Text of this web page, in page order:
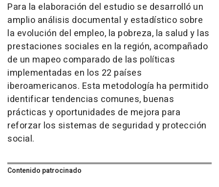
Para la elaboración del estudio se desarrolló un
amplio análisis documental y estadístico sobre
la evolución del empleo, la pobreza, la salud y las
prestaciones sociales en la región, acompañado
de un mapeo comparado de las políticas
implementadas en los 22 países
iberoamericanos. Esta metodología ha permitido
identificar tendencias comunes, buenas
prácticas y oportunidades de mejora para
reforzar los sistemas de seguridad y protección
social.
Contenido patrocinado